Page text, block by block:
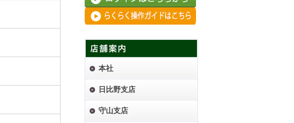
本社
日比野支店
守山支店